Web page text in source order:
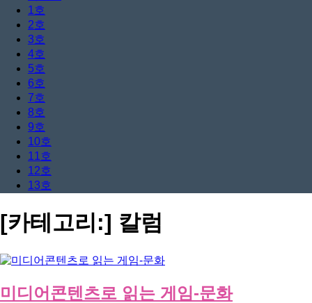
1호
2호
3호
4호
5호
6호
7호
8호
9호
10호
11호
12호
13호
[카테고리:] 칼럼
미디어콘텐츠로 읽는 게임-문화